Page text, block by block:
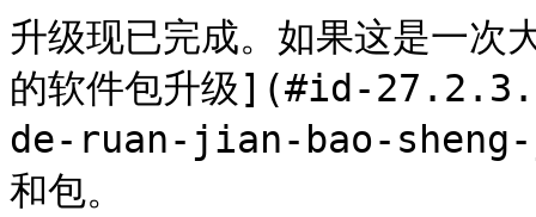
升级现已完成。如果这是一
的软件包升级](#id-
de-ruan-jian-bao-sheng-
和包。